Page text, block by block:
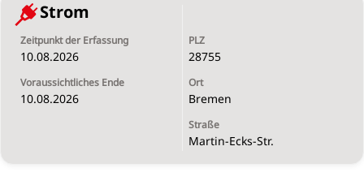
Strom
10.08.2026
10.08.2026
28755
Bremen
Martin-Ecks-Str.